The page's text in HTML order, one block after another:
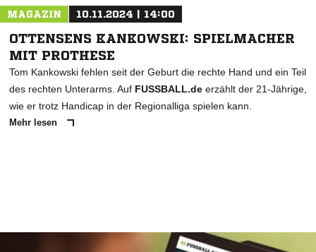
MAGAZIN 10.11.2024 | 14:00
OTTENSENS KANKOWSKI: SPIELMACHER
MIT PROTHESE
Tom Kankowski fehlen seit der Geburt die rechte Hand und ein Teil
des rechten Unterarms. Auf FUSSBALL.de erzählt der 21-Jährige,
wie er trotz Handicap in der Regionalliga spielen kann.
Mehr lesen